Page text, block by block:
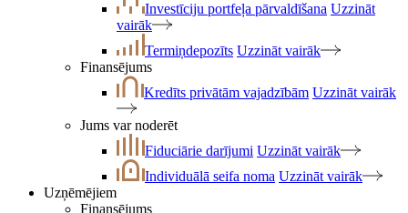
Investīciju portfeļa pārvaldīšana Uzzināt
vairāk
Termiņdepozīts Uzzināt vairāk
Finansējums
Kredīts privātām vajadzībām Uzzināt vairāk
Jums var noderēt
Fiduciārie darījumi Uzzināt vairāk
Individuālā seifa noma Uzzināt vairāk
Uzņēmējiem
Finansējums